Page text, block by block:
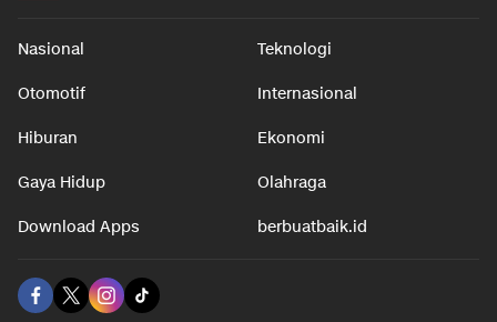
Nasional Teknologi
Otomotif Internasional
Hiburan Ekonomi
Gaya Hidup Olahraga
Download Apps berbuatbaik.id